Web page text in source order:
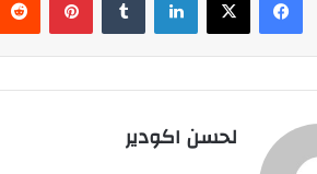
لحسن اكودير